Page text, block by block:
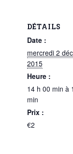
DÉTAILS
Date :
mercredi 2
2015
Heure :
14 h 00 min à
min
Prix :
€2